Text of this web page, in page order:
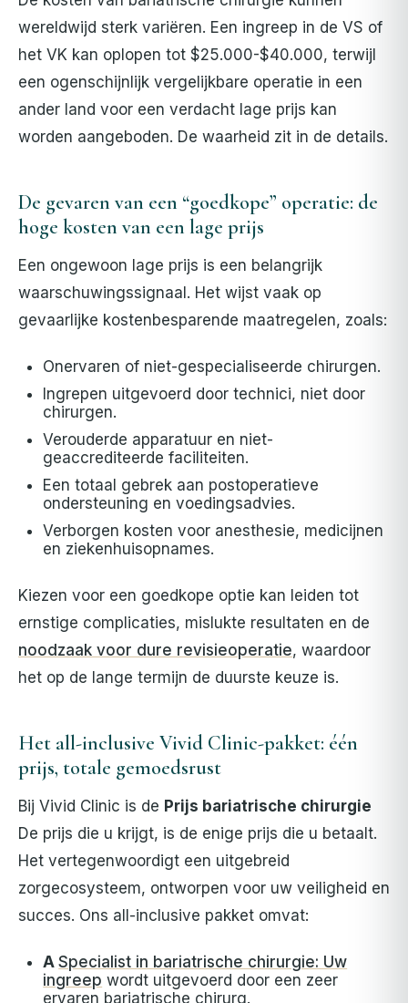
wereldwijd sterk variëren. Een ingreep in de VS of
het VK kan oplopen tot $25.000-$40.000, terwijl
een ogenschijnlijk vergelijkbare operatie in een
ander land voor een verdacht lage prijs kan
worden aangeboden. De waarheid zit in de details.
De gevaren van een “goedkope” operatie: de
hoge kosten van een lage prijs
Een ongewoon lage prijs is een belangrijk
waarschuwingssignaal. Het wijst vaak op
gevaarlijke kostenbesparende maatregelen, zoals:
Onervaren of niet-gespecialiseerde chirurgen.
Ingrepen uitgevoerd door technici, niet door
chirurgen.
Verouderde apparatuur en niet-
geaccrediteerde faciliteiten.
Een totaal gebrek aan postoperatieve
ondersteuning en voedingsadvies.
Verborgen kosten voor anesthesie, medicijnen
en ziekenhuisopnames.
Kiezen voor een goedkope optie kan leiden tot
ernstige complicaties, mislukte resultaten en de
noodzaak voor dure revisieoperatie, waardoor
het op de lange termijn de duurste keuze is.
Het all-inclusive Vivid Clinic-pakket: één
prijs, totale gemoedsrust
Bij Vivid Clinic is de Prijs bariatrische chirurgie
De prijs die u krijgt, is de enige prijs die u betaalt.
Het vertegenwoordigt een uitgebreid
zorgecosysteem, ontworpen voor uw veiligheid en
succes. Ons all-inclusive pakket omvat:
ASpecialist in bariatrische chirurgie: Uw
ingreep wordt uitgevoerd door een zeer
ervaren bariatrische chirurg.